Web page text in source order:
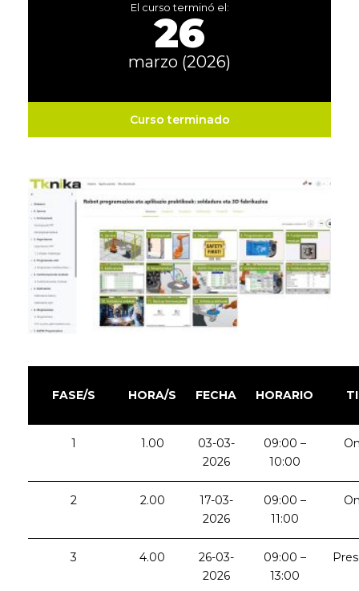
El curso terminó el:
26
marzo (2026)
Curso terminado
FASE/S HORA/S FECHA HORARIO
1 1.00
03-03-
2026
09:00 –
10:00
2 2.00
17-03-
2026
09:00 –
11:00
3 4.00
26-03-
2026
09:00 –
13:00